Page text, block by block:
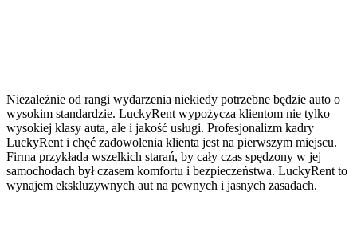
Niezależnie od rangi wydarzenia niekiedy potrzebne będzie auto o
wysokim standardzie. LuckyRent wypożycza klientom nie tylko
wysokiej klasy auta, ale i jakość usługi. Profesjonalizm kadry
LuckyRent i chęć zadowolenia klienta jest na pierwszym miejscu.
Firma przykłada wszelkich starań, by cały czas spędzony w jej
samochodach był czasem komfortu i bezpieczeństwa. LuckyRent to
wynajem ekskluzywnych aut na pewnych i jasnych zasadach.